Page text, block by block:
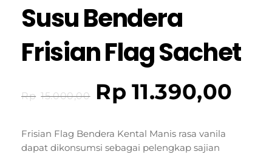
Susu Bendera
Frisian Flag Sachet
Rp 15.000,00 Rp 11.390,00
Frisian Flag Bendera Kental Manis rasa vanila
dapat dikonsumsi sebagai pelengkap sajian